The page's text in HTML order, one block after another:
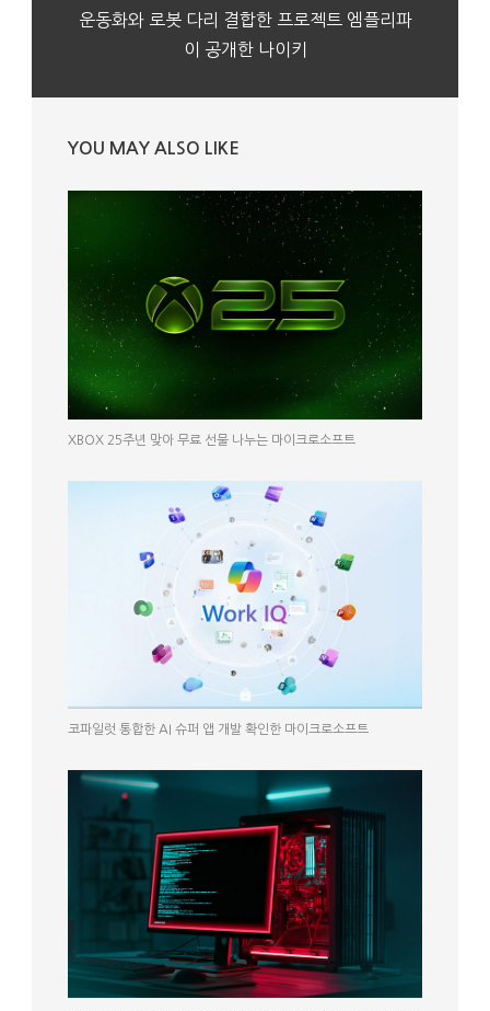
운동화와 로봇 다리 결합한 프로젝트 엠플리파
이 공개한 나이키
YOU MAY ALSO LIKE
XBOX 25주년 맞아 무료 선물 나누는 마이크로소프트
코파일럿 통합한 AI 슈퍼 앱 개발 확인한 마이크로소프트